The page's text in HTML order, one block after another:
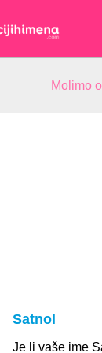
Molimo
Satnol
Je li vaše ime